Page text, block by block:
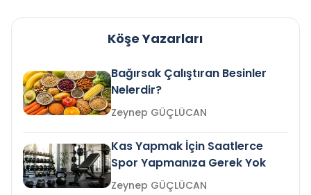
Köşe Yazarları
Bağırsak Çalıştıran Besinler
Nelerdir?
Zeynep GÜÇLÜCAN
Kas Yapmak İçin Saatlerce
Spor Yapmanıza Gerek Yok
Zeynep GÜÇLÜCAN